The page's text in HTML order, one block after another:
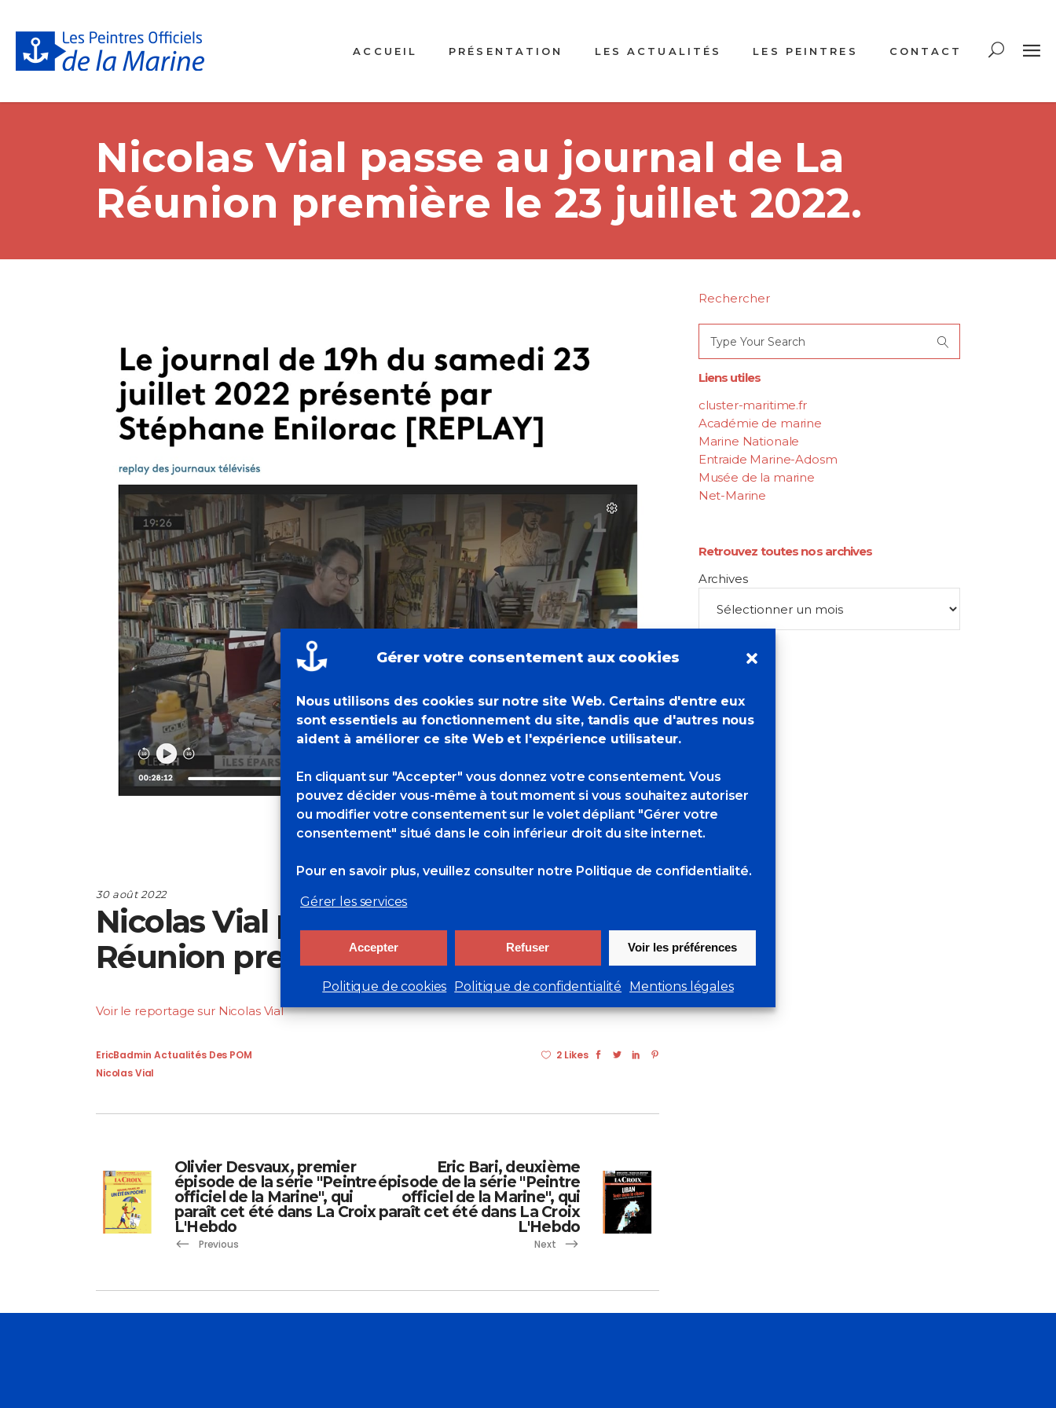
Gérer votre consentement aux cookies
Nous utilisons des cookies sur notre site Web. Certains d'entre eux
sont essentiels au fonctionnement du site, tandis que d'autres nous
aident à améliorer ce site Web et l'expérience utilisateur.
En cliquant sur "Accepter" vous donnez votre consentement. Vous
pouvez décider vous-même à tout moment si vous souhaitez autoriser
ou modifier votre consentement sur le volet dépliant "Gérer votre
consentement" situé dans le coin inférieur droit du site internet.
Pour en savoir plus, veuillez consulter notre Politique de confidentialité.
Gérer les services
Accepter Refuser Voir les préférences
Politique de cookies Politique de confidentialité Mentions légales
ACCUEIL PRÉSENTATION LES ACTUALITÉS LES PEINTRES CONTACT
Nicolas Vial passe au journal de La
Réunion première le 23 juillet 2022.
30 août 2022
Nicolas Vial passe au journal de La
Réunion première le 23 juillet 2022.
Voir le reportage sur Nicolas Vial
EricBadmin Actualités Des POM
Nicolas Vial
2 Likes
Olivier Desvaux, premier
épisode de la série "Peintre
officiel de la Marine", qui
paraît cet été dans La Croix
L'Hebdo
Previous
Eric Bari, deuxième
épisode de la série "Peintre
officiel de la Marine", qui
paraît cet été dans La Croix
L'Hebdo
Next
Rechercher
for:
Liens utiles
cluster-maritime.fr
Académie de marine
Marine Nationale
Entraide Marine-Adosm
Musée de la marine
Net-Marine
Retrouvez toutes nos archives
Archives